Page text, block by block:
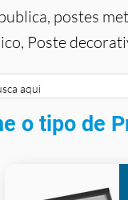
postes
Poste
o tipo de